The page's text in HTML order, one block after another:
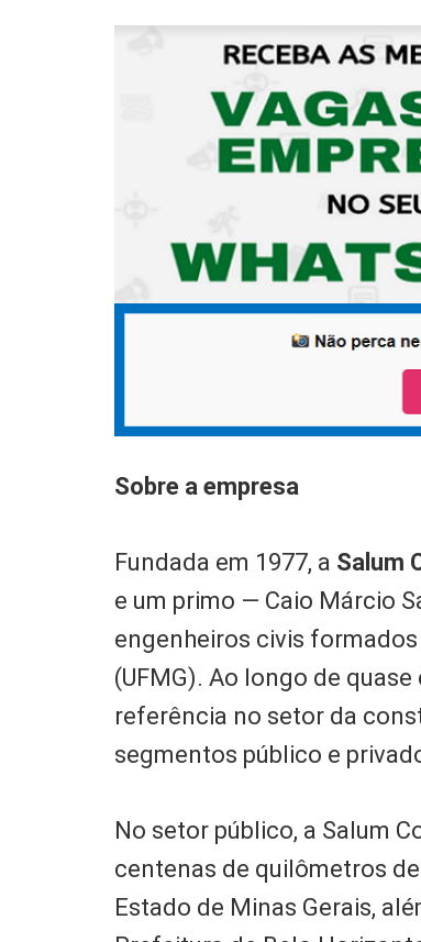
Sobre a empresa
Fundada em 1977, a Salum
e um primo — Caio Márcio
engenheiros civis
(UFMG). Ao longo de
referência no setor da
segmentos público e
No setor público, a Salum
centenas de quilômetros
Estado de Minas Gerais,